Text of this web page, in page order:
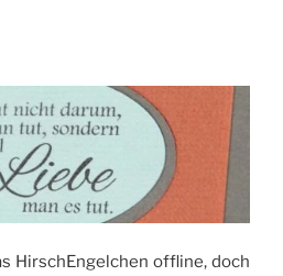
HirschEngelchen offline, doch